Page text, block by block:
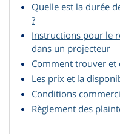
Quelle est la durée
?
Instructions pour le
dans un projecteur
Comment trouver et
Les prix et la
Conditions
Règlement des